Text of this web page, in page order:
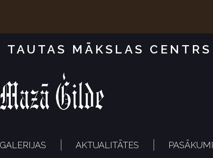
TAUTAS MĀKSLAS CENTRS
GALERIJAS AKTUALITĀTES PASĀKUMI